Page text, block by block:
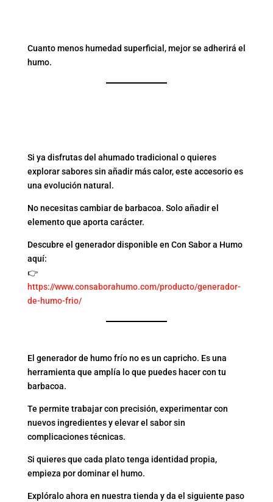
Cuanto menos humedad superficial, mejor se adherirá el
humo.
Si ya disfrutas del ahumado tradicional o quieres
explorar sabores sin añadir más calor, este accesorio es
una evolución natural.
No necesitas cambiar de barbacoa. Solo añadir el
elemento que aporta carácter.
Descubre el generador disponible en Con Sabor a Humo
aquí:
👉
https://www.consaborahumo.com/producto/generador-
de-humo-frio/
El generador de humo frío no es un capricho. Es una
herramienta que amplía lo que puedes hacer con tu
barbacoa.
Te permite trabajar con precisión, experimentar con
nuevos ingredientes y elevar el sabor sin
complicaciones técnicas.
Si quieres que cada plato tenga identidad propia,
empieza por dominar el humo.
Explóralo ahora en nuestra tienda y da el siguiente paso